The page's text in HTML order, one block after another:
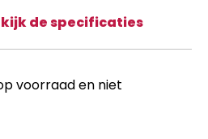
de specificaties
voorraad en niet